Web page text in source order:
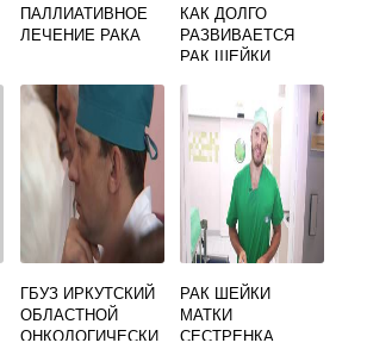
ПАЛЛИАТИВНОЕ
ЛЕЧЕНИЕ РАКА
КАК ДОЛГО
РАЗВИВАЕТСЯ
РАК ШЕЙКИ
ГБУЗ ИРКУТСКИЙ
ОБЛАСТНОЙ
ОНКОЛОГИЧЕСКИ
РАК ШЕЙКИ
МАТКИ
СЕСТРЕНКА